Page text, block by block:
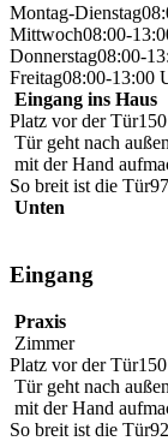
Montag-Dienstag
Mittwoch08:00-
Donnerstag08:00-
Freitag08:00-13:00
Eingang ins Haus
Platz vor der Tür
Tür geht nach
mit der Hand
So breit ist die Tür
Unten
Eingang
Praxis
Zimmer
Platz vor der Tür
Tür geht nach
mit der Hand
So breit ist die Tür